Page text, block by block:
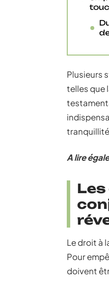
Plusieurs
telles que
A lire
Les
Le droit à
Pour
doivent